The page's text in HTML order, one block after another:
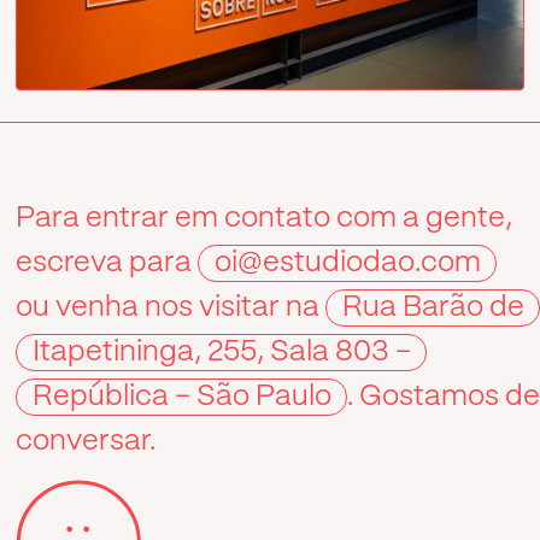
Para entrar em contato com a gente,
escreva para
oi@estudiodao.com
ou venha nos visitar na
Rua Barão de
Itapetininga, 255, Sala 803 –
República – São Paulo
. Gostamos de
conversar.